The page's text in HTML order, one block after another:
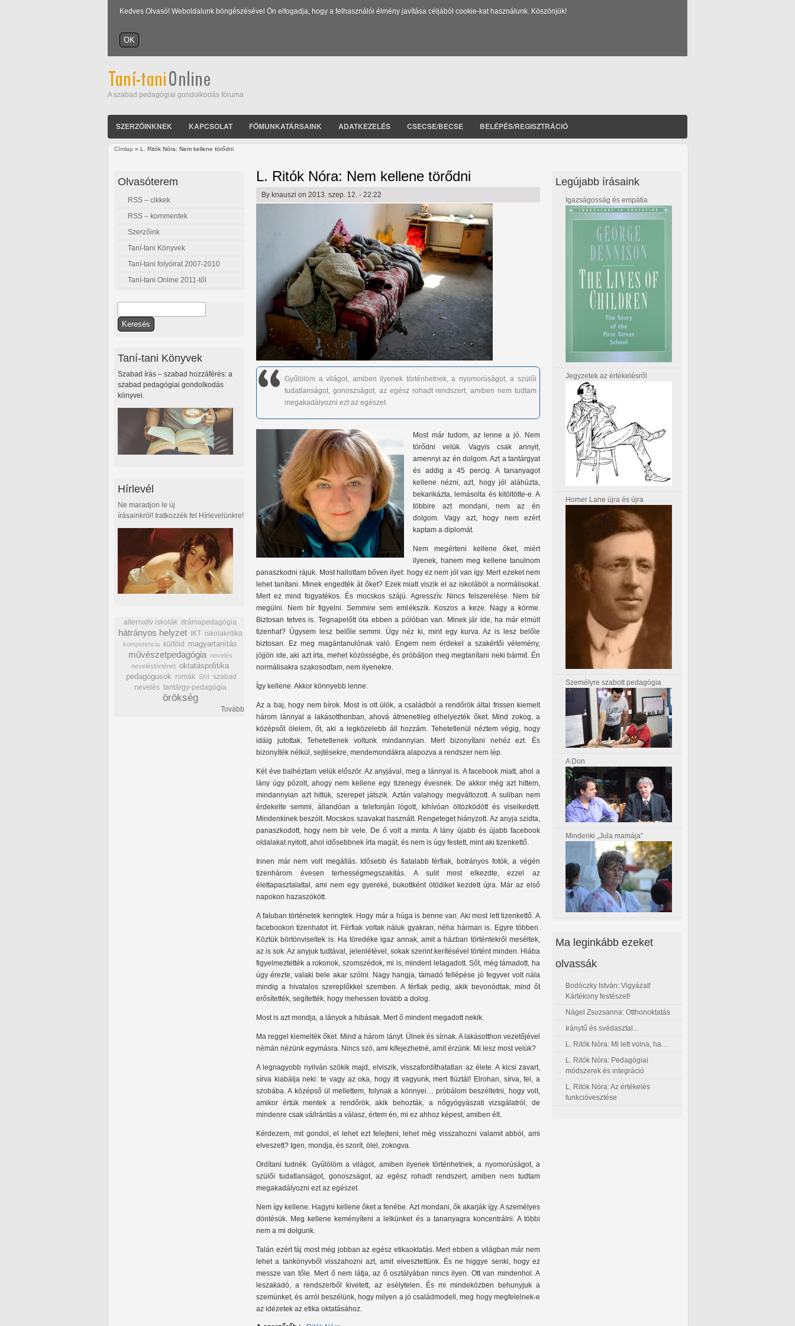
Kedves Olvasó! Weboldalunk böngészésével Ön elfogadja, hogy a felhasználói élmény javítása céljából cookie-kat használunk. Köszönjük!
A szabad pedagógiai gondolkodás fóruma
SZERZŐINKNEK KAPCSOLAT FŐMUNKATÁRSAINK ADATKEZELÉS CSECSE/BECSE BELÉPÉS/REGISZTRÁCIÓ
Címlap » L. Ritók Nóra: Nem kellene törődni
L. Ritók Nóra: Nem kellene törődni
By knauszi on 2013. szep. 12. - 22:22
Gyűlölöm a világot, amiben ilyenek történhetnek, a nyomorúságot, a szülői
tudatlanságot, gonoszságot, az egész rohadt rendszert, amiben nem tudtam
megakadályozni ezt az egészet.
Most már tudom, az lenne a jó. Nem
törődni velük. Vagyis csak annyit,
amennyi az én dolgom. Azt a tantárgyat
és addig a 45 percig. A tananyagot
kellene nézni, azt, hogy jól aláhúzta,
bekarikázta, lemásolta és kitöltötte-e. A
többire azt mondani, nem az én
dolgom. Vagy azt, hogy nem ezért
kaptam a diplomát.
Nem megérteni kellene őket, miért
ilyenek, hanem meg kellene tanulnom
panaszkodni rájuk. Most hallottam bőven ilyet: hogy ez nem jól van így. Mert ezeket nem
lehet tanítani. Minek engedték át őket? Ezek miatt viszik el az iskolából a normálisokat.
Mert ez mind fogyatékos. És mocskos szájú. Agresszív. Nincs felszerelése. Nem bír
megülni. Nem bír figyelni. Semmire sem emlékszik. Koszos a keze. Nagy a körme.
Biztosan tetves is. Tegnapelőtt óta ebben a pólóban van. Minek jár ide, ha már elmúlt
tizenhat? Úgysem lesz belőle semmi. Úgy néz ki, mint egy kurva. Az is lesz belőle
biztosan. Ez meg magántanulónak való. Engem nem érdekel a szakértői vélemény,
jöjjön ide, aki azt írta, mehet közösségbe, és próbáljon meg megtanítani neki bármit. Én
normálisakra szakosodtam, nem ilyenekre.
Így kellene. Akkor könnyebb lenne.
Az a baj, hogy nem bírok. Most is ott ülök, a családból a rendőrök által frissen kiemelt
három lánnyal a lakásotthonban, ahová átmenetileg elhelyezték őket. Mind zokog, a
középsőt ölelem, őt, aki a legközelebb áll hozzám. Tehetetlenül néztem végig, hogy
idáig jutottak. Tehetetlenek voltunk mindannyian. Mert bizonyítani nehéz ezt. És
bizonyíték nélkül, sejtésekre, mendemondákra alapozva a rendszer nem lép.
Két éve balhéztam velük először. Az anyjával, meg a lánnyal is. A facebook miatt, ahol a
lány úgy pózolt, ahogy nem kellene egy tizenegy évesnek. De akkor még azt hittem,
mindannyian azt hittük, szerepet játszik. Aztán valahogy megváltozott. A suliban nem
érdekelte semmi, állandóan a telefonján lógott, kihívóan öltözködött és viselkedett.
Mindenkinek beszólt. Mocskos szavakat használt. Rengeteget hiányzott. Az anyja szidta,
panaszkodott, hogy nem bír vele. De ő volt a minta. A lány újabb és újabb facebook
oldalakat nyitott, ahol idősebbnek írta magát, és nem is úgy festett, mint aki tizenkettő.
Innen már nem volt megállás. Idősebb és fiatalabb férfiak, botrányos fotók, a végén
tizenhárom évesen terhességmegszakítás. A sulit most elkezdte, ezzel az
élettapasztalattal, ami nem egy gyereké, bukottként ötödiket kezdett újra. Már az első
napokon hazaszökött.
A faluban történetek keringtek. Hogy már a húga is benne van. Aki most lett tizenkettő. A
facebookon tizenhatot írt. Férfiak voltak náluk gyakran, néha hárman is. Egyre többen.
Köztük börtönviseltek is. Ha töredéke igaz annak, amit a házban történtekről meséltek,
az is sok. Az anyjuk tudtával, jelenlétével, sokak szerint kerítésével történt minden. Hiába
figyelmeztették a rokonok, szomszédok, mi is, mindent letagadott. Sőt, még támadott, ha
úgy érezte, valaki bele akar szólni. Nagy hangja, támadó fellépése jó fegyver volt nála
mindig a hivatalos szereplőkkel szemben. A férfiak pedig, akik bevonódtak, mind őt
erősítették, segítették, hogy mehessen tovább a dolog.
Most is azt mondja, a lányok a hibásak. Mert ő mindent megadott nekik.
Ma reggel kiemelték őket. Mind a három lányt. Ülnek és sírnak. A lakásotthon vezetőjével
némán nézünk egymásra. Nincs szó, ami kifejezhetné, amit érzünk. Mi lesz most velük?
A legnagyobb nyilván szökik majd, elviszik, visszafordíthatatlan az élete. A kicsi zavart,
sírva kiabálja neki: te vagy az oka, hogy itt vagyunk, mert fiúztál! Elrohan, sírva, fel, a
szobába. A középső ül mellettem, folynak a könnyei… próbálom beszéltetni, hogy volt,
amikor értük mentek a rendőrök, akik behozták, a nőgyógyászati vizsgálatról, de
mindenre csak vállrántás a válasz, értem én, mi ez ahhoz képest, amiben élt.
Kérdezem, mit gondol, el lehet ezt felejteni, lehet még visszahozni valamit abból, ami
elveszett? Igen, mondja, és szorít, ölel, zokogva.
Ordítani tudnék. Gyűlölöm a világot, amiben ilyenek történhetnek, a nyomorúságot, a
szülői tudatlanságot, gonoszságot, az egész rohadt rendszert, amiben nem tudtam
megakadályozni ezt az egészet.
Nem így kellene. Hagyni kellene őket a fenébe. Azt mondani, ők akarják így. A személyes
döntésük. Meg kellene keményíteni a lelkünket és a tananyagra koncentrálni. A többi
nem a mi dolgunk.
Talán ezért fáj most még jobban az egész etikaoktatás. Mert ebben a világban már nem
lehet a tankönyvből visszahozni azt, amit elvesztettünk. És ne higgye senki, hogy ez
messze van tőle. Mert ő nem látja, az ő osztályában nincs ilyen. Ott van mindenhol. A
leszakadó, a rendszerből kivetett, az esélytelen. És mi mindeközben behunyjuk a
szemünket, és arról beszélünk, hogy milyen a jó családmodell, meg hogy megfelelnek-e
az idézetek az etika oktatásához.
Olvasóterem
RSS – cikkek
RSS – kommentek
Szerzőink
Taní-tani Könyvek
Taní-tani folyóirat 2007-2010
Taní-tani Online 2011-től
Keresés űrlap
Taní-tani Könyvek
Szabad írás – szabad hozzáférés: a
szabad pedagógiai gondolkodás
könyvei.
Hírlevél
Ne maradjon le új
írásainkról! Iratkozzék fel Hírlevelünkre!
alternatív iskolák drámapedagógia
hátrányos helyzet IKT iskolakritika
kompetencia külföld magyartanítás
művészetpedagógia
nevelés
neveléstörténet oktatáspolitika
pedagógusok romák SNI szabad
nevelés tantárgy-pedagógia
örökség
Tovább
Legújabb írásaink
Igazságosság és empátia
Jegyzetek az értékelésről
Homer Lane újra és újra
Személyre szabott pedagógia
A Don
Mindenki „Jula mamája”
Ma leginkább ezeket
olvassák
Bodóczky István: Vigyázat!
Kártékony festészet!
Nágel Zsuzsanna: Otthonoktatás
Iránytű és svédasztal...
L. Ritók Nóra: Mi lett volna, ha…
L. Ritók Nóra: Pedagógiai
módszerek és integráció
L. Ritók Nóra: Az értékelés
funkcióvesztése